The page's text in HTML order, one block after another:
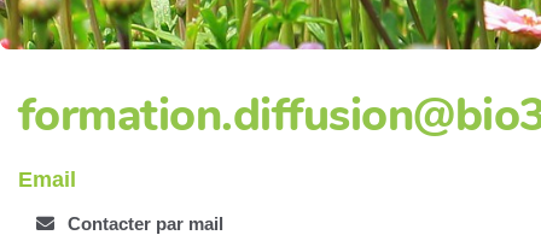
Email
Contacter par mail